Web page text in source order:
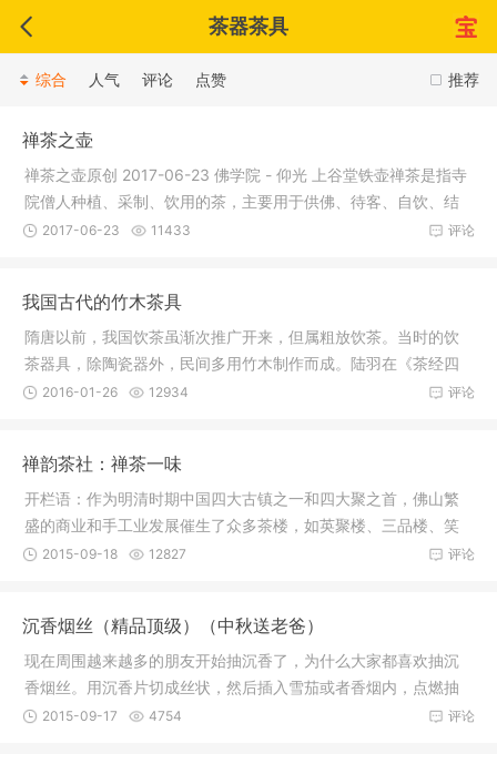
茶器茶具
推荐
综合 人气 评论 点赞
禅茶之壶
禅茶之壶原创 2017-06-23 佛学院 - 仰光 上谷堂铁壶禅茶是指寺
院僧人种植、采制、饮用的茶，主要用于供佛、待客、自饮、结
缘。禅
评论
2017-06-23 11433
我国古代的竹木茶具
隋唐以前，我国饮茶虽渐次推广开来，但属粗放饮茶。当时的饮
茶器具，除陶瓷器外，民间多用竹木制作而成。陆羽在《茶经四
之器》中
评论
2016-01-26 12934
禅韵茶社：禅茶一味
开栏语：作为明清时期中国四大古镇之一和四大聚之首，佛山繁
盛的商业和手工业发展催生了众多茶楼，如英聚楼、三品楼、笑
尘寰等。
评论
2015-09-18 12827
沉香烟丝（精品顶级）（中秋送老爸）
现在周围越来越多的朋友开始抽沉香了，为什么大家都喜欢抽沉
香烟丝。用沉香片切成丝状，然后插入雪茄或者香烟内，点燃抽
吸，在抽
评论
2015-09-17 4754